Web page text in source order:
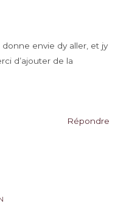
envie dy aller, et jy
d’ajouter de la
Répondre